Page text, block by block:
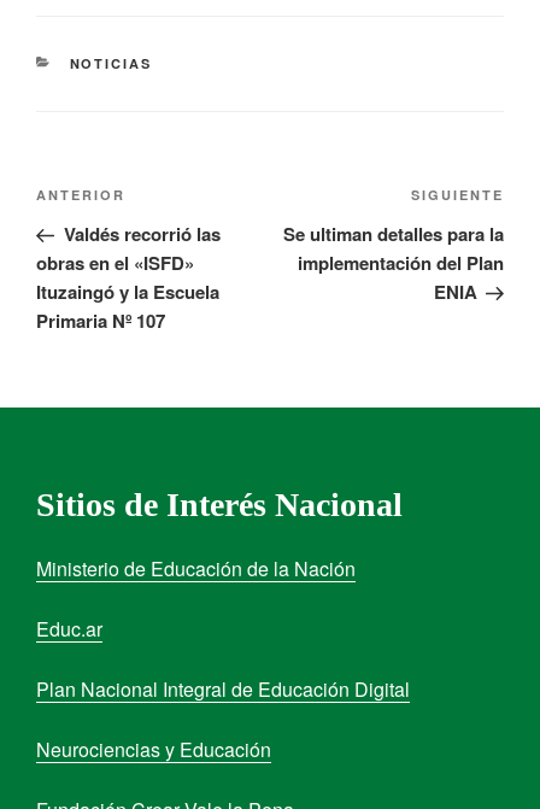
NOTICIAS
ANTERIOR
Valdés recorrió las
obras en el «ISFD»
Ituzaingó y la Escuela
Primaria Nº 107
SIGUIENTE
Se ultiman detalles para la
implementación del Plan
ENIA
Sitios de Interés Nacional
Ministerio de Educación de la Nación
Educ.ar
Plan Nacional Integral de Educación Digital
Neurociencias y Educación